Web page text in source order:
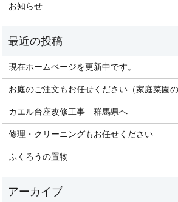
お知らせ
現在ホームページを更新中です。
お庭のご注文もお任せください（家庭菜園
カエル台座改修工事 群馬県へ
修理・クリーニングもお任せください
ふくろうの置物